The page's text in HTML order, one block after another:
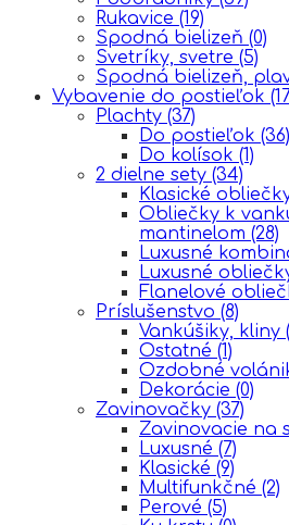
Rukavice (19)
Spodná bielizeň (0)
Svetríky, svetre (5)
Spodná bielizeň,
Vybavenie do postieľok
Plachty (37)
Do postieľok (36)
Do kolísok (1)
2 dielne sety (34)
Klasické
Obliečky k
mantinelom (28)
Luxusné
Luxusné
Flanelové
Príslušenstvo (8)
Vankúšiky, kliny
Ostatné (1)
Ozdobné
Dekorácie (0)
Zavinovačky (37)
Zavinovacie na
Luxusné (7)
Klasické (9)
Multifunkčné (2)
Perové (5)